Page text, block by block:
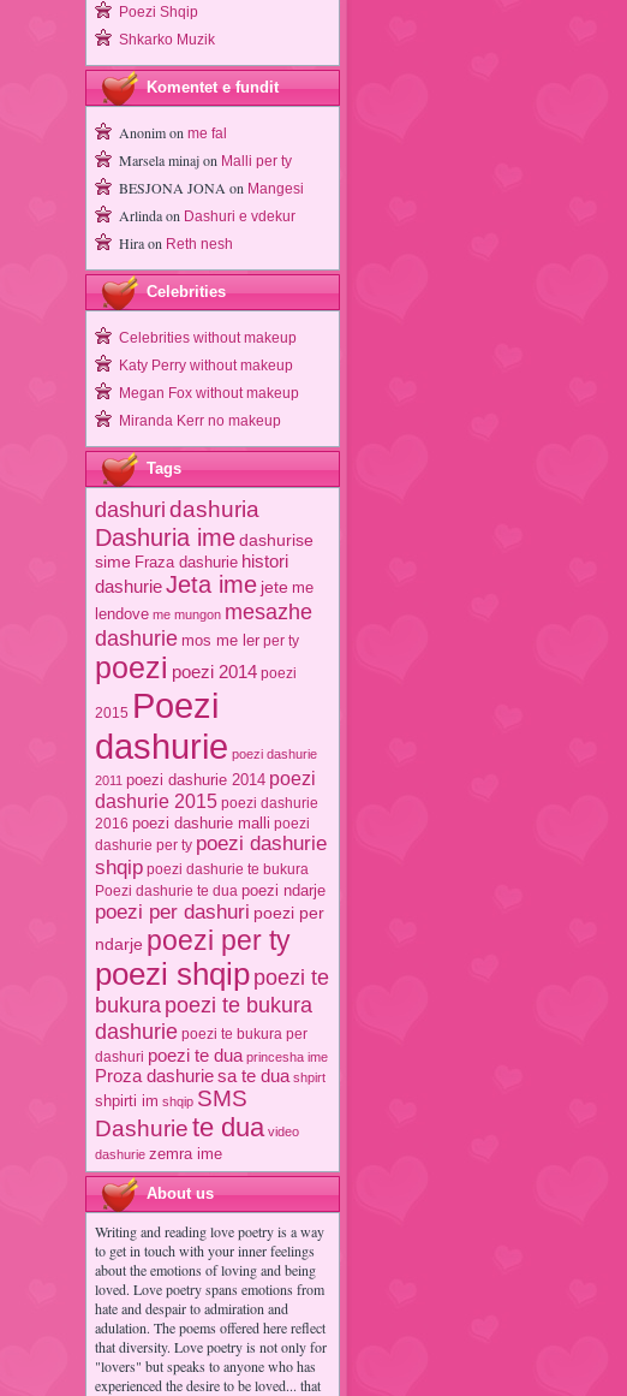
Poezi Shqip
Shkarko Muzik
Komentet e fundit
Anonimon me fal
Marsela minajon Malli per ty
BESJONA JONA on Mangesi
Arlindaon Dashuri e vdekur
Hiraon Reth nesh
Celebrities
Celebrities without makeup
Katy Perry without makeup
Megan Fox without makeup
Miranda Kerr no makeup
Tags
dashuridashuria
Dashuria imedashurise
sime Fraza dashurie histori
dashurieJeta ime jete me
lendove me mungon mesazhe
dashurie mos me ler per ty
poezi poezi 2014 poezi
2015 Poezi
dashurie poezi dashurie
2011 poezi dashurie 2014 poezi
dashurie 2015 poezi dashurie
2016 poezi dashurie malli poezi
dashurie per ty poezi dashurie
shqip poezi dashurie te bukura
Poezi dashurie te dua poezi ndarje
poezi per dashuri poezi per
ndarje poezi per ty
poezi shqip poezi te
bukura poezi te bukura
dashurie poezi te bukura per
dashuri poezi te dua princesha ime
Proza dashuriesa te dua shpirt
shpirti im shqip SMS
Dashuriete dua video
dashurie zemra ime
About us
Writing and reading love poetry is a way
to get in touch with your inner feelings
about the emotions of loving and being
loved. Love poetry spans emotions from
hate and despair to admiration and
adulation. The poems offered here reflect
that diversity. Love poetry is not only for
"lovers" but speaks to anyone who has
experienced the desire to be loved... that